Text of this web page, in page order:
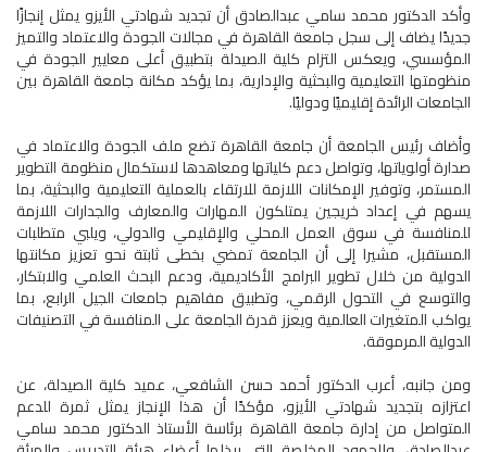
وأكد الدكتور محمد سامي عبدالصادق أن تجديد شهادتي الأيزو يمثل إنجازًا
جديدًا يضاف إلى سجل جامعة القاهرة في مجالات الجودة والاعتماد والتميز
المؤسسي، ويعكس التزام كلية الصيدلة بتطبيق أعلى معايير الجودة في
منظومتها التعليمية والبحثية والإدارية، بما يؤكد مكانة جامعة القاهرة بين
الجامعات الرائدة إقليميًا ودوليًا.
وأضاف رئيس الجامعة أن جامعة القاهرة تضع ملف الجودة والاعتماد في
صدارة أولوياتها، وتواصل دعم كلياتها ومعاهدها لاستكمال منظومة التطوير
المستمر، وتوفير الإمكانات اللازمة للارتقاء بالعملية التعليمية والبحثية، بما
يسهم في إعداد خريجين يمتلكون المهارات والمعارف والجدارات اللازمة
للمنافسة في سوق العمل المحلي والإقليمي والدولي، ويلبي متطلبات
المستقبل، مشيرا إلى أن الجامعة تمضي بخطى ثابتة نحو تعزيز مكانتها
الدولية من خلال تطوير البرامج الأكاديمية، ودعم البحث العلمي والابتكار،
والتوسع في التحول الرقمي، وتطبيق مفاهيم جامعات الجيل الرابع، بما
يواكب المتغيرات العالمية ويعزز قدرة الجامعة على المنافسة في التصنيفات
الدولية المرموقة.
ومن جانبه، أعرب الدكتور أحمد حسن الشافعي، عميد كلية الصيدلة، عن
اعتزازه بتجديد شهادتي الأيزو، مؤكدًا أن هذا الإنجاز يمثل ثمرة للدعم
المتواصل من إدارة جامعة القاهرة برئاسة الأستاذ الدكتور محمد سامي